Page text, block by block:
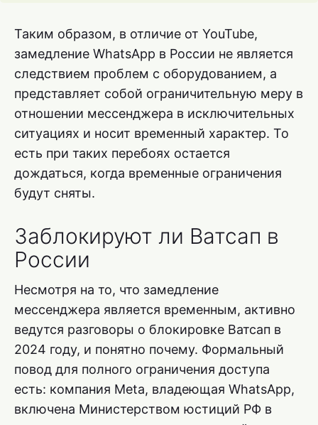
Таким образом, в отличие от YouTube,
замедление WhatsApp в России не является
следствием проблем с оборудованием, а
представляет собой ограничительную меру в
отношении мессенджера в исключительных
ситуациях и носит временный характер. То
есть при таких перебоях остается
дождаться, когда временные ограничения
будут сняты.
Заблокируют ли Ватсап в
России
Несмотря на то, что замедление
мессенджера является временным, активно
ведутся разговоры о блокировке Ватсап в
2024 году, и понятно почему. Формальный
повод для полного ограничения доступа
есть: компания Meta, владеющая WhatsApp,
включена Министерством юстиций РФ в